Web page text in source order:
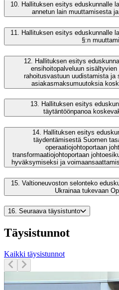
10. Hallituksen esitys eduskunnalle
annetun lain muuttamisesta
11.
Hallituksen esitys eduskunnalle
§:n
12. Hallituksen esitys
ensihoitopalveluun
rahoitusvastuun uudistamista ja
asiakasmaksumuutoksia
13. Hallituksen esitys
täytäntöönpanoa
14.
Hallituksen esitys
täydentämisestä Suomen
operaatiojohtoportaan
transformaatiojohtoportaan
hyväksymiseksi ja
15. Valtioneuvoston selonteko
Ukrainaa tukevaan
16. Seuraava täysistunto
Täysistunnot
Kaikki täysistunnot